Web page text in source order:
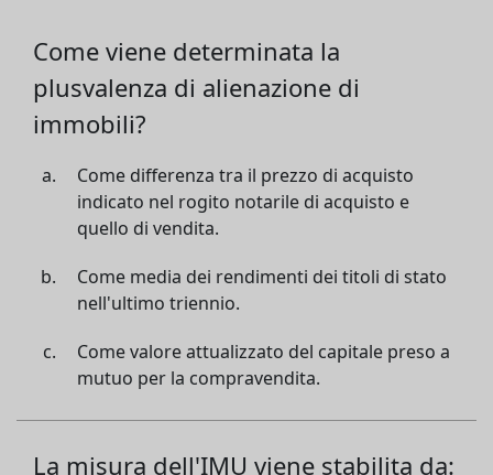
Come viene determinata la
plusvalenza di alienazione di
immobili?
Come differenza tra il prezzo di acquisto
indicato nel rogito notarile di acquisto e
quello di vendita.
Come media dei rendimenti dei titoli di stato
nell'ultimo triennio.
Come valore attualizzato del capitale preso a
mutuo per la compravendita.
La misura dell'IMU viene stabilita da: